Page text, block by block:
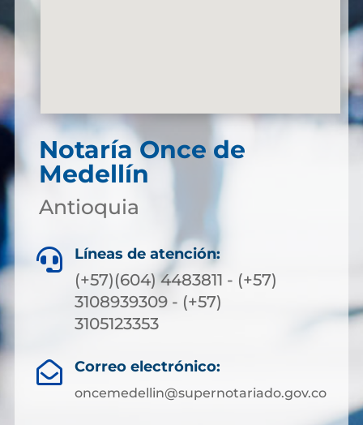
Notaría Once de
Medellín
Antioquia
 Líneas de atención:
(+57)(604) 4483811 - (+57)
3108939309 - (+57)
3105123353
 Correo electrónico:
oncemedellin@supernotariado.gov.co